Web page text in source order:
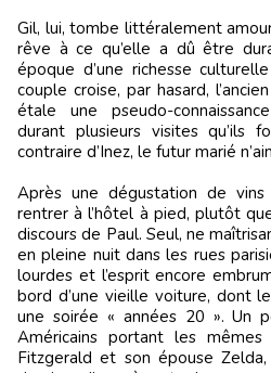
Gil, lui, tombe littéralement
rêve à ce qu’elle a dû être
époque d’une richesse
couple croise, par hasard,
étale une pseudo-
durant plusieurs visites qu’ils
contraire d’Inez, le futur marié
Après une dégustation de
rentrer à l’hôtel à pied, plutôt
discours de Paul. Seul, ne
en pleine nuit dans les rues
lourdes et l’esprit encore
bord d’une vieille voiture, dont
une soirée « années 20 ». Un
Américains portant les
Fitzgerald et son épouse